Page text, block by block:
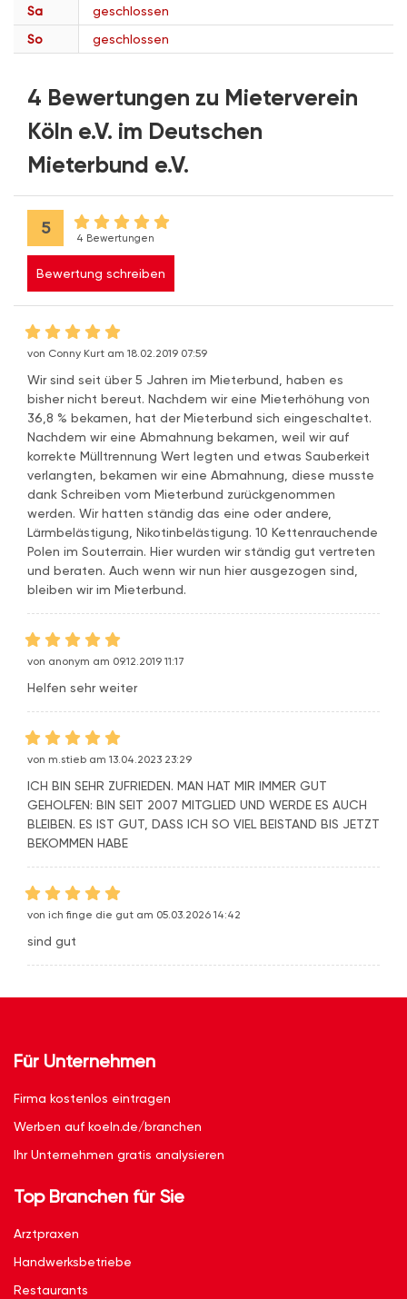
Sa
geschlossen
So
geschlossen
4 Bewertungen zu Mieterverein
Köln e.V. im Deutschen
Mieterbund e.V.
5
4 Bewertungen
Bewertung schreiben
von Conny Kurt am 18.02.2019 07:59
Wir sind seit über 5 Jahren im Mieterbund, haben es
bisher nicht bereut. Nachdem wir eine Mieterhöhung von
36,8 % bekamen, hat der Mieterbund sich eingeschaltet.
Nachdem wir eine Abmahnung bekamen, weil wir auf
korrekte Mülltrennung Wert legten und etwas Sauberkeit
verlangten, bekamen wir eine Abmahnung, diese musste
dank Schreiben vom Mieterbund zurückgenommen
werden. Wir hatten ständig das eine oder andere,
Lärmbelästigung, Nikotinbelästigung. 10 Kettenrauchende
Polen im Souterrain. Hier wurden wir ständig gut vertreten
und beraten. Auch wenn wir nun hier ausgezogen sind,
bleiben wir im Mieterbund.
von anonym am 09.12.2019 11:17
Helfen sehr weiter
von m.stieb am 13.04.2023 23:29
ICH BIN SEHR ZUFRIEDEN. MAN HAT MIR IMMER GUT
GEHOLFEN: BIN SEIT 2007 MITGLIED UND WERDE ES AUCH
BLEIBEN. ES IST GUT, DASS ICH SO VIEL BEISTAND BIS JETZT
BEKOMMEN HABE
von ich finge die gut am 05.03.2026 14:42
sind gut
Für Unternehmen
Firma kostenlos eintragen
Werben auf koeln.de/branchen
Ihr Unternehmen gratis analysieren
Top Branchen für Sie
Arztpraxen
Handwerksbetriebe
Restaurants